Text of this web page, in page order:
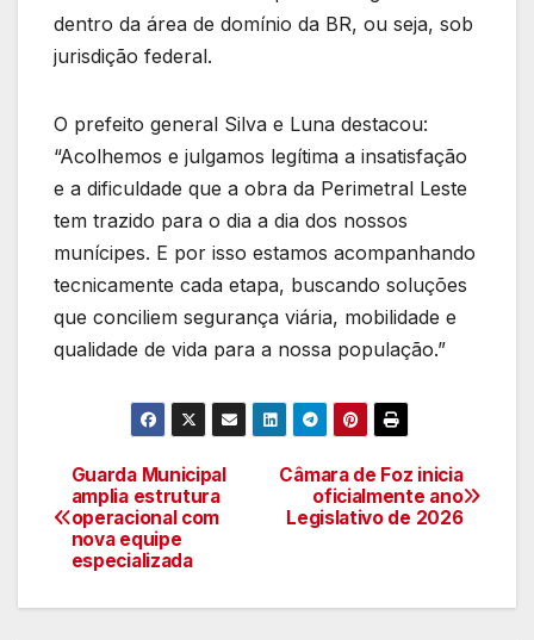
dentro da área de domínio da BR, ou seja, sob
jurisdição federal.
O prefeito general Silva e Luna destacou:
“Acolhemos e julgamos legítima a insatisfação
e a dificuldade que a obra da Perimetral Leste
tem trazido para o dia a dia dos nossos
munícipes. E por isso estamos acompanhando
tecnicamente cada etapa, buscando soluções
que conciliem segurança viária, mobilidade e
qualidade de vida para a nossa população.”
Navegação
de
artigos
Câmara de Foz inicia
oficialmente ano
Legislativo de 2026
Guarda Municipal
amplia estrutura
operacional com
nova equipe
especializada